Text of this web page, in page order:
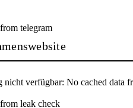
telegram
nicht verfügbar: No cached data
leak check